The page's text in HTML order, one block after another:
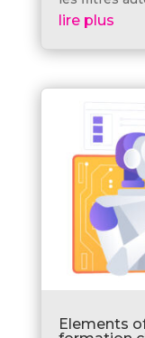
lire plus
Elements